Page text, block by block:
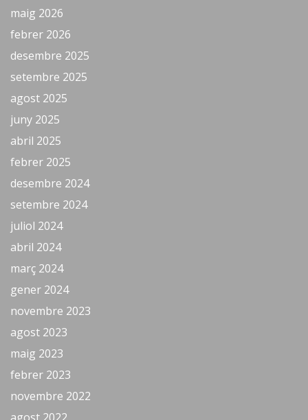
maig 2026
febrer 2026
desembre 2025
setembre 2025
agost 2025
juny 2025
abril 2025
febrer 2025
desembre 2024
setembre 2024
juliol 2024
abril 2024
març 2024
gener 2024
novembre 2023
agost 2023
maig 2023
febrer 2023
novembre 2022
agost 2022